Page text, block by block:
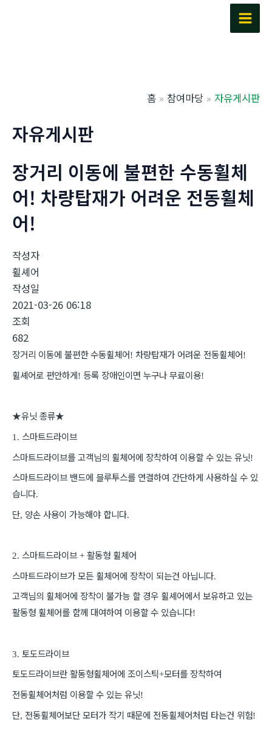
Main
홈 참여마당 자유게시판
자유게시판
장거리 이동에 불편한 수동휠체
어! 차량탑재가 어려운 전동휠체
어!
작성자
휠셰어
작성일
2021-03-26 06:18
조회
682
장거리 이동에 불편한 수동휠체어! 차량탑재가 어려운 전동휠체어!
휠셰어로 편안하게! 등록 장애인이면 누구나 무료이용!
★유닛 종류★
1. 스마트드라이브
스마트드라이브를 고객님의 휠체어에 장착하여 이용할 수 있는 유닛!
스마트드라이브 밴드에 블루투스를 연결하여 간단하게 사용하실 수 있
습니다.
단, 양손 사용이 가능해야 합니다.
2. 스마트드라이브 + 활동형 휠체어
스마트드라이브가 모든 휠체어에 장착이 되는건 아닙니다.
고객님의 휠체어에 장착이 불가능 할 경우 휠셰어에서 보유하고 있는
활동형 휠체어를 함께 대여하여 이용할 수 있습니다!
3. 토도드라이브
토도드라이브란 활동형휠체어에 조이스틱+모터를 장착하여
전동휠체어처럼 이용할 수 있는 유닛!
단, 전동휠체어보단 모터가 작기 때문에 전동휠체어처럼 타는건 위험!